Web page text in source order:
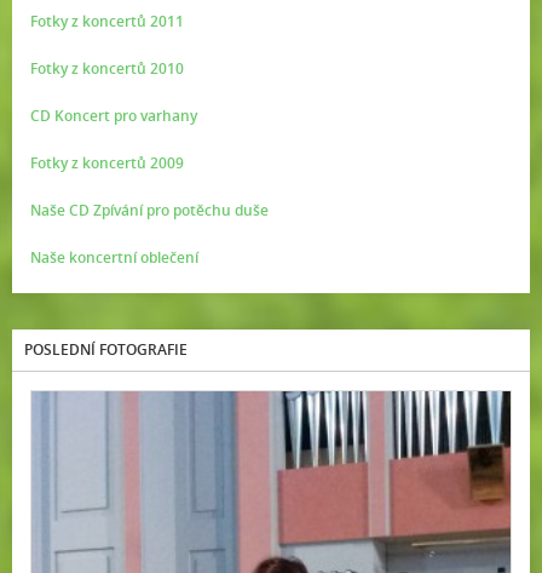
Fotky z koncertů 2011
Fotky z koncertů 2010
CD Koncert pro varhany
Fotky z koncertů 2009
Naše CD Zpívání pro potěchu duše
Naše koncertní oblečení
POSLEDNÍ FOTOGRAFIE